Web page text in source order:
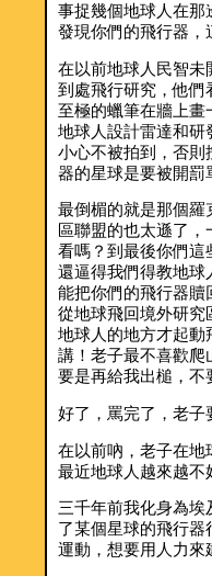
事捉幾個地球人在那
發現你們的飛行器，
在以前地球人民智未
到處飛行研究，他們
至極的蠟筆在牆上畫
地球人設計雷達和研
小心不被拍到，否則
器的星球是要被開罰
最倒楣的就是那個羅
區聯盟的也太遜了
看嗎？到最後你們這
還逼得我們得教地球
能把你們的飛行器贖
從地球飛回境外研究
地球人的地方才起動
講！老子最不喜歡爬
要是再給我出槌，不
好了，罵完了，老子
在以前吶，老子在地
最近地球人越來越不
三千年前我化身為埃
了某個星球的飛行器
運動，想要用人力來